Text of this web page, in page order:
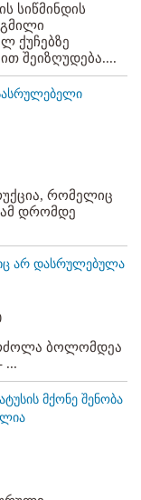
სიწმინდის
ქუჩებზე
შეიზღუდება....
რომელიც
დრომდე
არ დასრულებულა
ბოლომდეა
...
მქონე შენობა